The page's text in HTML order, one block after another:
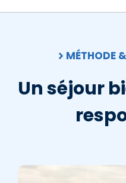
MÉTHODE
Un séjour